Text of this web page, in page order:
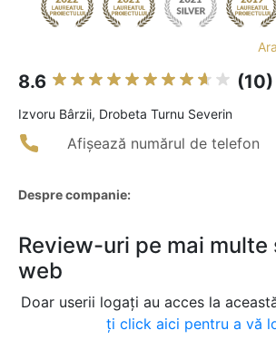
8.6 (10)
Izvoru Bârzii, Drobeta Turnu Severin
Afișează numărul de telefon
Despre companie:
Review-uri pe mai
web
Doar userii logați au acces la
ți click aici pentru a vă